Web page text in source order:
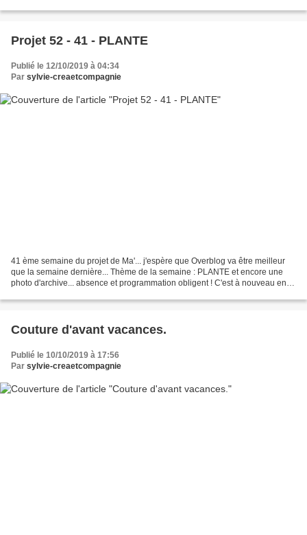
Projet 52 - 41 - PLANTE
Publié le 12/10/2019 à 04:34
Par sylvie-creaetcompagnie
41 ème semaine du projet de Ma'... j'espère que Overblog va être meilleur
que la semaine dernière... Thème de la semaine : PLANTE et encore une
photo d'archive... absence et programmation obligent ! C'est à nouveau en
Couture d'avant vacances.
Publié le 10/10/2019 à 17:56
Par sylvie-creaetcompagnie